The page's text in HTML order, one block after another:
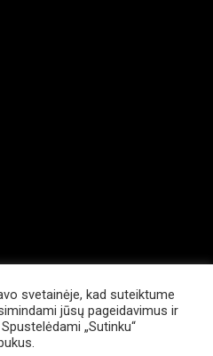
svetainėje, kad suteiktume
jūsų pageidavimus ir
„Sutinku“